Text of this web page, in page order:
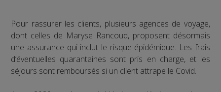
Pour rassurer les clients, plusieurs agences de voyage,
dont celles de Maryse Rancoud, proposent désormais
une assurance qui inclut le risque épidémique. Les frais
d’éventuelles quarantaines sont pris en charge, et les
séjours sont remboursés si un client attrape le Covid.